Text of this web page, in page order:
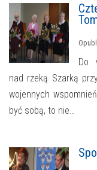
Do
nad rzeką Szarką
wojennych
być sobą, to nie…